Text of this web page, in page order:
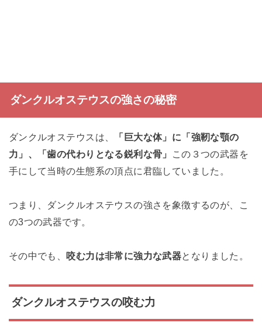
ダンクルオステウスの強さの秘密
ダンクルオステウスは、
「巨大な体」に「強靭な顎の
力」、「歯の代わりとなる鋭利な骨」
この３つの武器を
手にして当時の生態系の頂点に君臨していました。
つまり、ダンクルオステウスの強さを象徴するのが、こ
の3つの武器です。
その中でも、咬む力は非常に強力な武器となりました。
ダンクルオステウスの咬む力